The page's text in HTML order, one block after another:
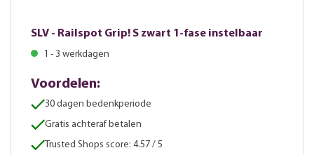
SLV - Railspot Grip! S zwart 1-fase instelbaar
1 - 3 werkdagen
Voordelen:
30 dagen bedenkperiode
Gratis achteraf betalen
Trusted Shops score: 4.57 / 5